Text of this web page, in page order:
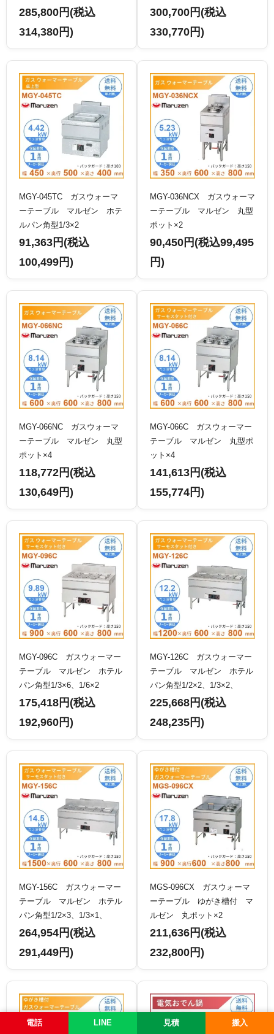
285,800円(税込
314,380円)
300,700円(税込
330,770円)
MGY-045TC ガスウォーマ
ーテーブル マルゼン ホテ
ルパン角型1/3×2
91,363円(税込
100,499円)
MGY-036NCX ガスウォーマ
ーテーブル マルゼン 丸型
ポット×2
90,450円(税込99,495
円)
MGY-066NC ガスウォーマ
ーテーブル マルゼン 丸型
ポット×4
118,772円(税込
130,649円)
MGY-066C ガスウォーマー
テーブル マルゼン 丸型ポ
ット×4
141,613円(税込
155,774円)
MGY-096C ガスウォーマー
テーブル マルゼン ホテル
パン角型1/3×6、1/6×2
175,418円(税込
192,960円)
MGY-126C ガスウォーマー
テーブル マルゼン ホテル
パン角型1/2×2、1/3×2、
1/6×2
225,668円(税込
248,235円)
MGY-156C ガスウォーマー
テーブル マルゼン ホテル
パン角型1/2×3、1/3×1、
1/4×2
264,954円(税込
291,449円)
MGS-096CX ガスウォーマ
ーテーブル ゆがき槽付 マ
ルゼン 丸ポット×2
211,636円(税込
232,800円)
電話 LINE 見積 搬入